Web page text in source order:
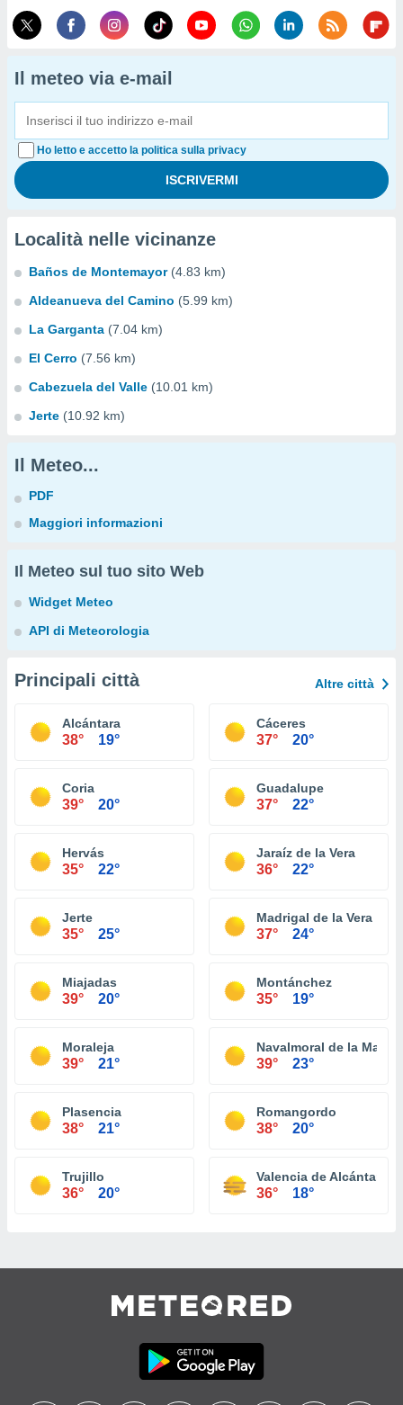
Il meteo via e-mail
Ho letto e accetto la politica sulla privacy
Località nelle vicinanze
Baños de Montemayor (4.83 km)
Aldeanueva del Camino (5.99 km)
La Garganta (7.04 km)
El Cerro (7.56 km)
Cabezuela del Valle (10.01 km)
Jerte (10.92 km)
Il Meteo...
PDF
Maggiori informazioni
Il Meteo sul tuo sito Web
Widget Meteo
API di Meteorologia
Principali città Altre città
Alcántara
38° 19°
Cáceres
37° 20°
Coria
39° 20°
Guadalupe
37° 22°
Hervás
35° 22°
Jaraíz de la Vera
36° 22°
Jerte
35° 25°
Madrigal de la Vera
37° 24°
Miajadas
39° 20°
Montánchez
35° 19°
Moraleja
39° 21°
Navalmoral de la Mata
39° 23°
Plasencia
38° 21°
Romangordo
38° 20°
Trujillo
36° 20°
Valencia de Alcántara
36° 18°